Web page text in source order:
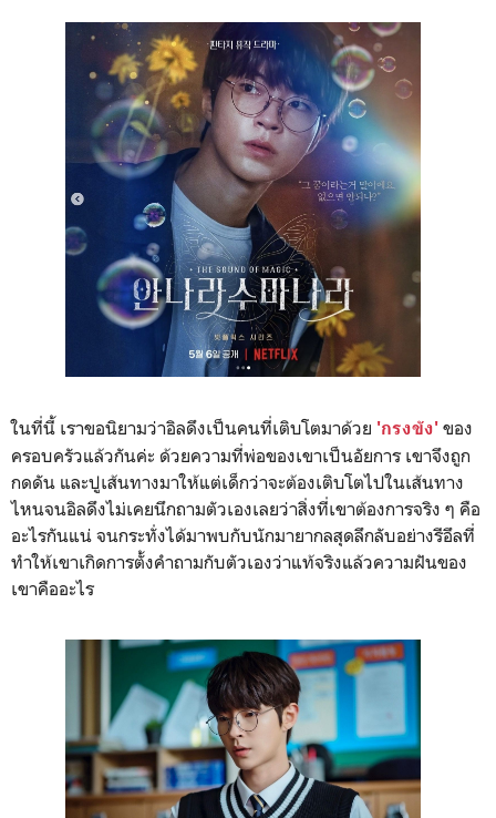
ในที่นี้ เราขอนิยามว่าอิลดึงเป็นคนที่เติบโตมาด้วย 'กรงขัง' ของ
ครอบครัวแล้วกันค่ะ ด้วยความที่พ่อของเขาเป็นอัยการ เขาจึงถูก
กดดัน และปูเส้นทางมาให้แต่เด็กว่าจะต้องเติบโตไปในเส้นทาง
ไหนจนอิลดึงไม่เคยนึกถามตัวเองเลยว่าสิ่งที่เขาต้องการจริง ๆ คือ
อะไรกันแน่ จนกระทั่งได้มาพบกับนักมายากลสุดลึกลับอย่างรีอึลที่
ทำให้เขาเกิดการตั้งคำถามกับตัวเองว่าแท้จริงแล้วความฝันของ
เขาคืออะไร